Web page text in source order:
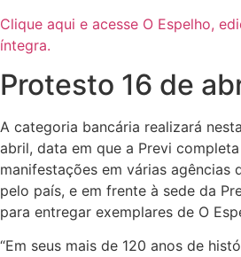
Clique aqui e acesse O Espelho,
íntegra.
Protesto 16 de
A categoria bancária realizará
abril, data em que a Previ completa
manifestações em várias agências
pelo país, e em frente à sede da
para entregar exemplares de O
“Em seus mais de 120 anos de